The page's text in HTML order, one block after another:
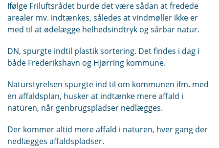
Ifølge Friluftsrådet burde det være sådan at fredede
arealer mv. indtænkes, således at vindmøller ikke er
med til at ødelægge helhedsindtryk og sårbar natur.
DN, spurgte indtil plastik sortering. Det findes i dag i
både Frederikshavn og Hjørring kommune.
Naturstyrelsen spurgte ind til om kommunen ifm. med
en affaldsplan, husker at indtænke mere affald i
naturen, når genbrugspladser nedlægges.
Der kommer altid mere affald i naturen, hver gang der
nedlægges affaldspladser.